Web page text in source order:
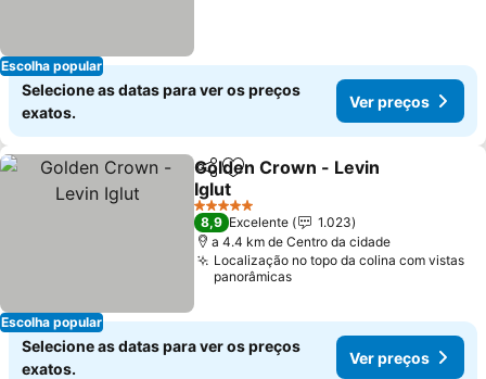
Escolha popular
Selecione as datas para ver os preços
exatos.
Ver preços
Escolha popular
PartilharAdicionar aos favoritos
Golden Crown - Levin
Iglut
Ver preços
5 Estrelas
8,9 Excelente
1.023
a 4.4 km de Centro da cidade
Localização no topo da colina com vistas
panorâmicas
Selecione as datas para ver os preços
exatos.
Ver preços